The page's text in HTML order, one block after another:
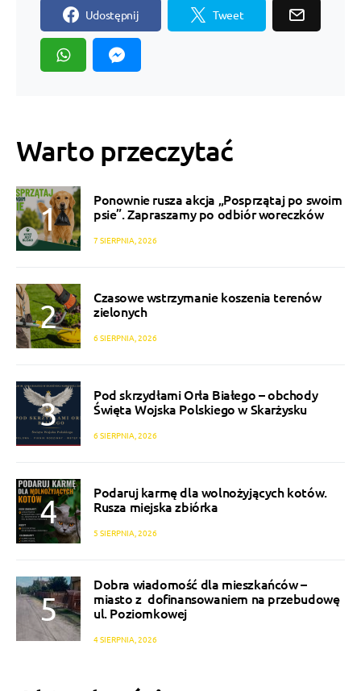
Udostępnij Tweet
Warto przeczytać
Ponownie rusza akcja „Posprzątaj po swoim
psie”. Zapraszamy po odbiór woreczków
7 SIERPNIA, 2026
Czasowe wstrzymanie koszenia terenów
zielonych
6 SIERPNIA, 2026
Pod skrzydłami Orła Białego – obchody
Święta Wojska Polskiego w Skarżysku
6 SIERPNIA, 2026
Podaruj karmę dla wolnożyjących kotów.
Rusza miejska zbiórka
5 SIERPNIA, 2026
Dobra wiadomość dla mieszkańców –
miasto z dofinansowaniem na przebudowę
ul. Poziomkowej
4 SIERPNIA, 2026